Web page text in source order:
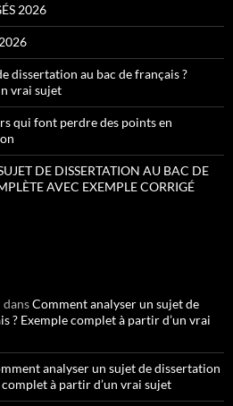
2026
dissertation au bac de français ?
vrai sujet
qui font perdre des points en
DE DISSERTATION AU BAC DE
AVEC EXEMPLE CORRIGÉ
dansComment analyser un sujet de
? Exemple complet à partir d’un vrai
analyser un sujet de dissertation
à partir d’un vrai sujet